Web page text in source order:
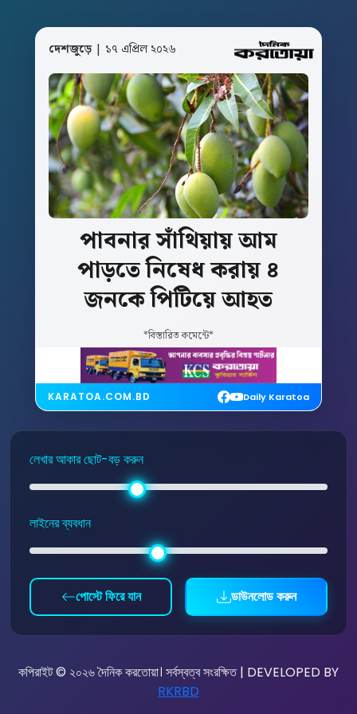
দেশজুড়ে| ১৭ এপ্রিল ২০২৬
পাবনারসাঁথিয়ায়আম
পাড়তেনিষেধকরায় ৪
জনকেপিটিয়েআহত
*বিস্তারিত কমেন্টে*
KARATOA.COM.BD Daily Karatoa
লেখার আকার ছোট-বড় করুন
লাইনের ব্যবধান
পোস্টে ফিরে যান ডাউনলোড করুন
কপিরাইট © ২০২৬ দৈনিক করতোয়া। সর্বস্বত্ব সংরক্ষিত | DEVELOPED BY
RKRBD